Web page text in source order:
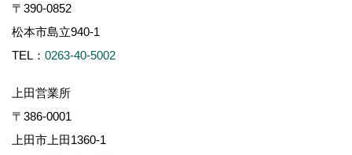
〒390-0852
松本市島立940-1
TEL： 0263-40-5002
上田営業所
〒386-0001
上田市上田1360-1